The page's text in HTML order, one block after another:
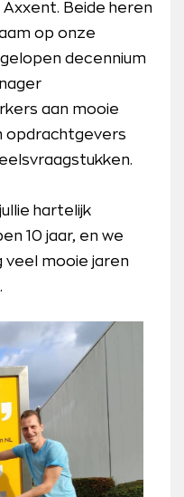
Beide heren
op onze
decennium
aan mooie
opdrachtgevers
hartelijk
10 jaar, en we
veel mooie jaren